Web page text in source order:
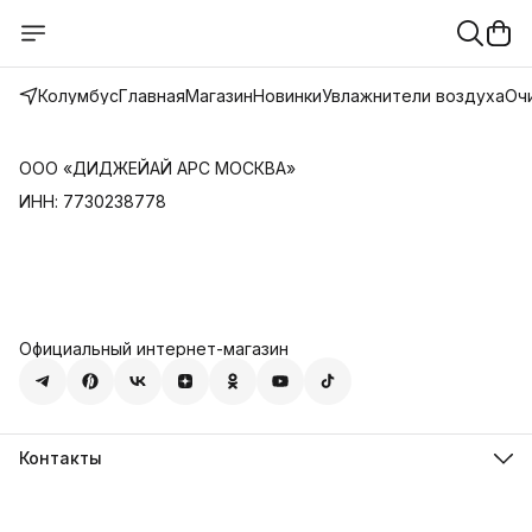
КолумбусГлавнаяМагазинНовинкиУвлажнители воздуха
ООО «ДИДЖЕЙАЙ АРС МОСКВА»
ИНН: 7730238778
Официальный интернет-магазин
Контакты